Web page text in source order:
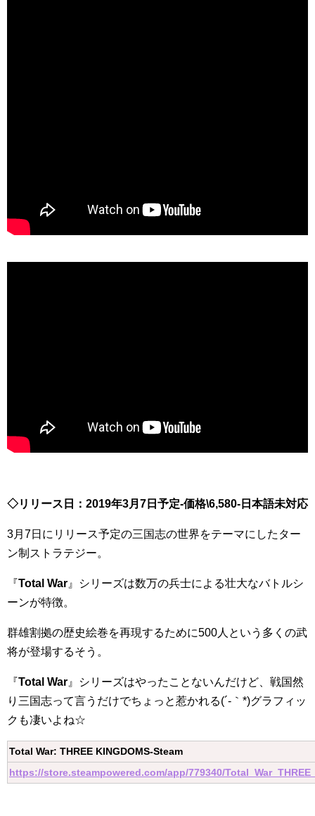
◇リリース日：2019年3月7日予定-価格\6,580-日本語未対応
3月7日にリリース予定の三国志の世界をテーマにしたター
ン制ストラテジー。
『Total War 』シリーズは数万の兵士による壮大なバトルシ
ーンが特徴。
群雄割拠の歴史絵巻を再現するために500人という多くの武
将が登場するそう。
『Total War 』シリーズはやったことないんだけど、戦国然
り三国志って言うだけでちょっと惹かれる(´-｀*)グラフィッ
クも凄いよね☆
Total War: THREE KINGDOMS-Steam
https://store.steampowered.com/app/779340/